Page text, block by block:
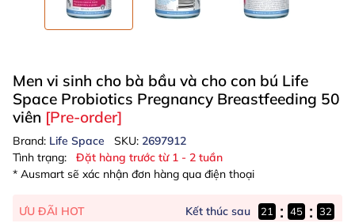
Men vi sinh cho bà bầu và cho con bú Life
Space Probiotics Pregnancy Breastfeeding 50
viên [Pre-order]
Brand: Life Space SKU: 2697912
Tình trạng:
Đặt hàng trước từ 1 - 2 tuần
* Ausmart sẽ xác nhận đơn hàng qua điện thoại
ƯU ĐÃI HOT Kết thúc sau 21 : 45 : 31